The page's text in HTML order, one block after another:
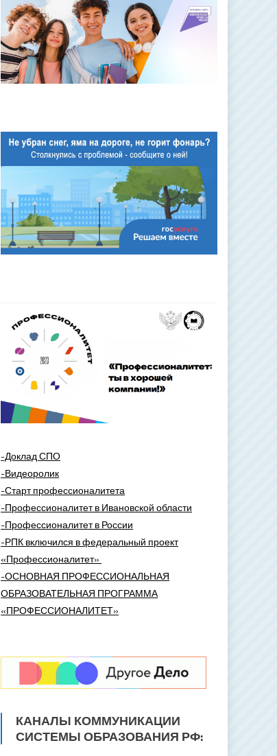
-Доклад СПО
-Видеоролик
-Старт профессионалитета
-Профессионалитет в Ивановской области
-Профессионалитет в России
-РПК включился в федеральный проект
«Профессионалитет»
-ОСНОВНАЯ ПРОФЕССИОНАЛЬНАЯ
ОБРАЗОВАТЕЛЬНАЯ ПРОГРАММА
«ПРОФЕССИОНАЛИТЕТ»
КАНАЛЫ КОММУНИКАЦИИ
СИСТЕМЫ ОБРАЗОВАНИЯ РФ: